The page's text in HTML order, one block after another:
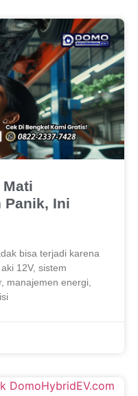
Panik, Ini
bisa terjadi karena
12V, sistem
manajemen energi,